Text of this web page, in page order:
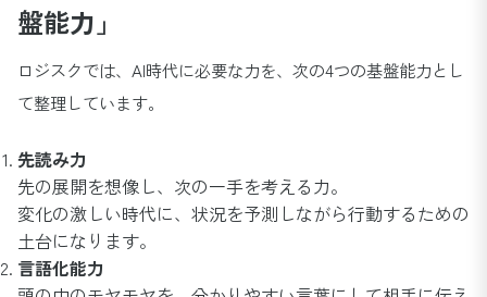
盤能力」
ロジスクでは、AI時代に必要な力を、次の4つの基盤能力とし
て整理しています。
先読み力
先の展開を想像し、次の一手を考える力。
変化の激しい時代に、状況を予測しながら行動するための
土台になります。
言語化能力